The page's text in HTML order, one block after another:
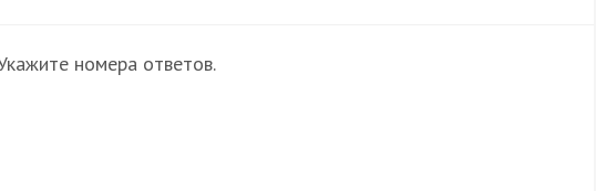
номера ответов.